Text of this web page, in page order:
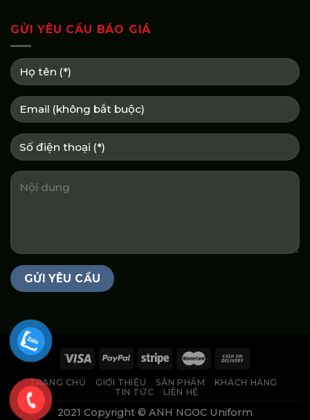
GỬI YÊU CẦU BÁO GIÁ
TRANG CHỦ GIỚI THIỆU SẢN PHẨM
KHÁCH HÀNG
TIN TỨC
LIÊN HỆ
2021 Copyright © ANH NGOC Uniform